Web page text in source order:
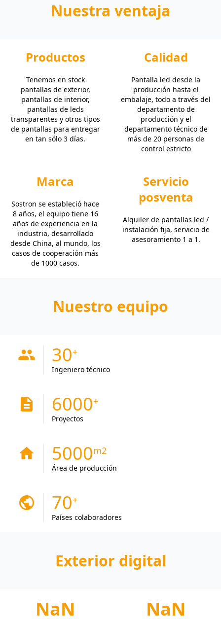
Nuestra ventaja
Productos
Tenemos en stock
pantallas de exterior,
pantallas de interior,
pantallas de leds
transparentes y otros tipos
de pantallas para entregar
en tan sólo 3 días.
Calidad
Pantalla led desde la
producción hasta el
embalaje, todo a través del
departamento de
producción y el
departamento técnico de
más de 20 personas de
control estricto
Marca
Sostron se estableció hace
8 años, el equipo tiene 16
años de experiencia en la
industria, desarrollado
desde China, al mundo, los
casos de cooperación más
de 1000 casos.
Servicio
posventa
Alquiler de pantallas led /
instalación fija, servicio de
asesoramiento 1 a 1.
Nuestro equipo
people 30
Ingeniero técnico
description 6000
Proyectos
home 5000
Área de producción
public 70
Países colaboradores
Exterior digital
NaN NaN